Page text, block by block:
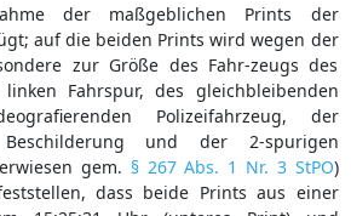
der maßgeblichen Prints der
auf die beiden Prints wird wegen der
zur Größe des Fahr-zeugs des
Fahrspur, des gleichbleibenden
Polizeifahrzeug, der
und der 2-spurigen
gem. § 267 Abs. 1 Nr. 3 StPO)
dass beide Prints aus einer